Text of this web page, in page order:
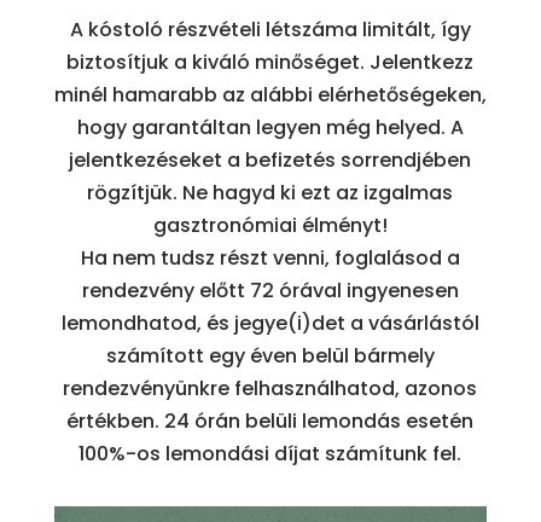
A kóstoló részvételi létszáma limitált, így
biztosítjuk a kiváló minőséget. Jelentkezz
minél hamarabb az alábbi elérhetőségeken,
hogy garantáltan legyen még helyed. A
jelentkezéseket a befizetés sorrendjében
rögzítjük. Ne hagyd ki ezt az izgalmas
gasztronómiai élményt!
Ha nem tudsz részt venni, foglalásod a
rendezvény előtt 72 órával ingyenesen
lemondhatod, és jegye(i)det a vásárlástól
számított egy éven belül bármely
rendezvényünkre felhasználhatod, azonos
értékben. 24 órán belüli lemondás esetén
100%-os lemondási díjat számítunk fel.